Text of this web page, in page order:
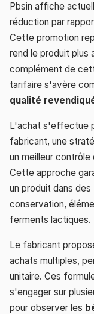
Pbsin affiche
réduction par
Cette promotion
rend le produit plus
complément de
tarifaire s'avère
qualité
L'achat s'effectue
fabricant, une
un meilleur
Cette approche
un produit dans des
conservation,
ferments lactiques.
Le fabricant
achats multiples,
unitaire. Ces
s'engager sur
pour observer les